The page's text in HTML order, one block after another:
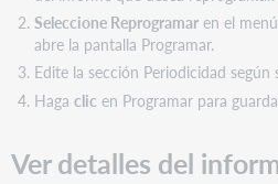
Seleccione Reprogramaren el
abre la pantalla Programar.
Edite la sección Periodicidad según
Haga clic en Programar para
Ver detalles del